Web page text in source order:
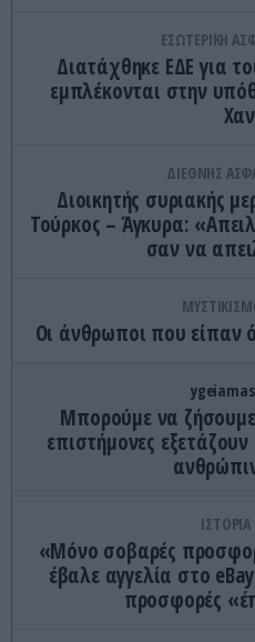
ΕΣΩΤΕΡΙΚΗ
Διατάχθηκε ΕΔΕ για
εμπλέκονται στην
ΔΙΕΘΝΗΣ
Διοικητής συριακής
Τούρκος – Άγκυρα:
σαν να
Οι άνθρωποι που είπαν
Μπορούμε να
επιστήμονες
ΙΣΤΟΡΙΑ
«Μόνο σοβαρές
έβαλε αγγελία στο
προσφορές